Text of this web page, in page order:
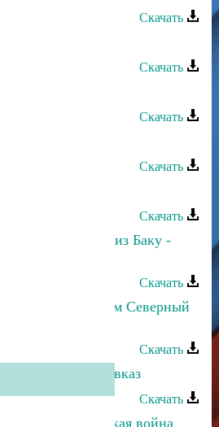
Скачать
лезгинка
Скачать
Кавказ
Скачать
- Мой Кавказ
Скачать
багъишда
Скачать
и Парни из Баку -
Скачать
- Салам алейкум Северный
Скачать
- Зажигай, Кавказ
Скачать
- Кавказская война